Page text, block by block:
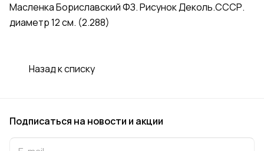
Масленка Бориславский ФЗ. Рисунок Деколь.СССР.
диаметр 12 см. (2.288)
Назад к списку
Подписаться на новости и акции